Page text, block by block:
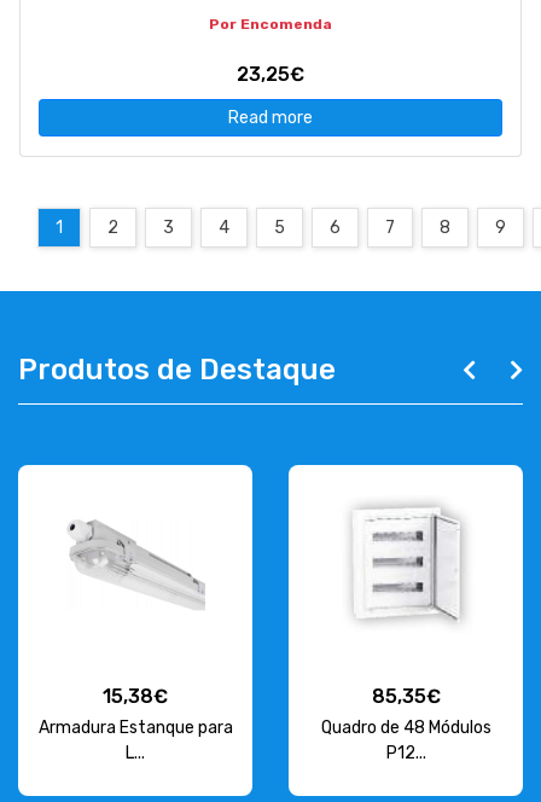
Por Encomenda
23,25€
Read more
1 2 3 4 5 6 7 8 9
Produtos de Destaque
15,38€
Armadura Estanque para
L...
85,35€
Quadro de 48 Módulos
P12...